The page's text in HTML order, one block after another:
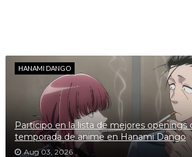
HANAMI DANGO
Participo en la lista de mejores openings
temporada de anime en Hanami Dango
Aug 03, 2026